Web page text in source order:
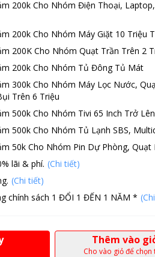
200k Cho Nhóm Điện Thoại,
200k Cho Nhóm Máy Giặt 10 Triệu
200K Cho Nhóm Quạt Trần Trên 2
200k Cho Nhóm Tủ Đông Tủ Mát
300k Cho Nhóm Máy Lọc Nước,
Trên 6 Triệu
500k Cho Nhóm Tivi 65 Inch Trở Lên
500k Cho Nhóm Tủ Lạnh SBS,
50k Cho Nhóm Pin Dự Phòng, Quạt
lãi & phí. (Chi tiết)
(Chi tiết)
chính sách 1 ĐỔI 1 ĐẾN 1 NĂM *
Thêm vào
Cho vào giỏ để chọn